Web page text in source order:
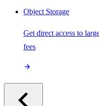
Object Storage
Get direct access to
fees